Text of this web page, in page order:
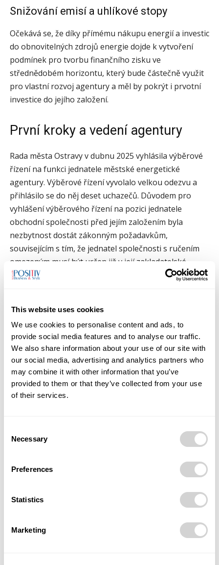
This website uses cookies
We use cookies to personalise content and ads, to
provide social media features and to analyse our traffic.
We also share information about your use of our site with
our social media, advertising and analytics partners who
may combine it with other information that you’ve
provided to them or that they’ve collected from your use
of their services.
Selection
Necessary
Preferences
Statistics
Marketing
Snižování emisí a uhlíkové stopy
Očekává se, že díky přímému nákupu energií a investic
do obnovitelných zdrojů energie dojde k vytvoření
podmínek pro tvorbu finančního zisku ve
střednědobém horizontu, který bude částečně využit
pro vlastní rozvoj agentury a měl by pokrýt i prvotní
investice do jejího založení.
První kroky a vedení agentury
Rada města Ostravy v dubnu 2025 vyhlásila výběrové
řízení na funkci jednatele městské energetické
agentury. Výběrové řízení vyvolalo velkou odezvu a
přihlásilo se do něj deset uchazečů. Důvodem pro
vyhlášení výběrového řízení na pozici jednatele
obchodní společnosti před jejím založením byla
nezbytnost dostát zákonným požadavkům,
souvisejícím s tím, že jednatel společnosti s ručením
omezeným musí být určen již v její zakladatelské
listině.
Ve výběrovém řízení byl vybránIng. Daniel Minařík,
Ph.D., který je svým základním profesním profilem
energetik a elektrotechnik, se zkušenostmi z
manažerských pozic ve státním i privátním sektoru a
ve statutárních orgánech organizací.
oborech strategického řízení a plánování, realizací
zázemím získaným ve výzkumné sféře a vizí na
dynamický a kvalifikovaný rozvoj agentury. Podle
stávajícího předpokladu bude zakladatelská listina
společnosti předložena k rozhodnutí na následujícím